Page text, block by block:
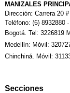
MANIZALES
Dirección: Carrera 20
Teléfono: (6) 8932880
Bogotá. Tel: 3226819
Medellín: Móvil:
Chinchiná. Móvil:
Secciones